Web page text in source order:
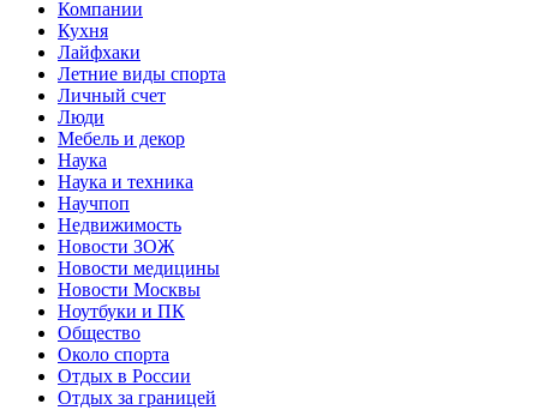
Компании
Кухня
Лайфхаки
Летние виды спорта
Личный счет
Люди
Мебель и декор
Наука
Наука и техника
Научпоп
Недвижимость
Новости ЗОЖ
Новости медицины
Новости Москвы
Ноутбуки и ПК
Общество
Около спорта
Отдых в России
Отдых за границей